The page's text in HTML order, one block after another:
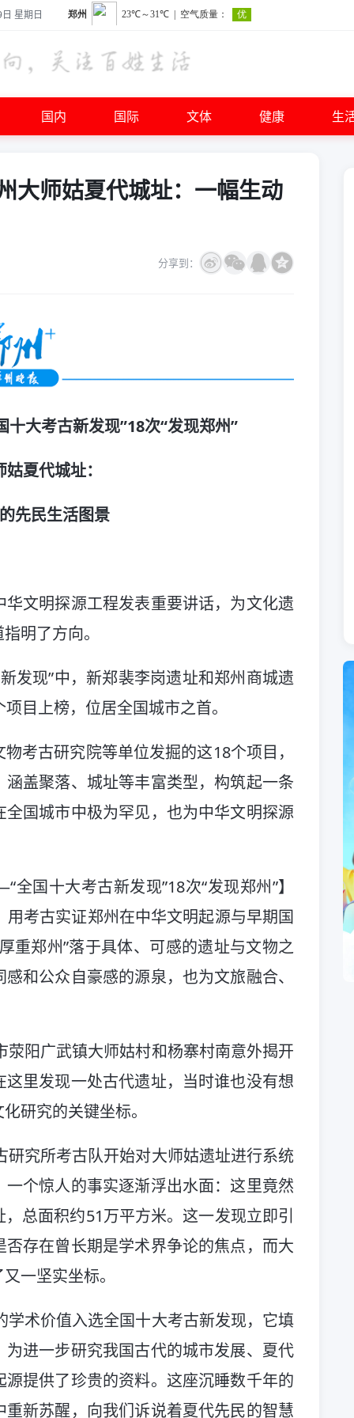
星期日
国内 国际 文体 健康 生
大师姑夏代城址：一幅生动
分享到：
大考古新发现”18次“发现郑州”
夏代城址：
先民生活图景
文明探源工程发表重要讲话，为文化遗
明了方向。
发现”中，新郑裴李岗遗址和郑州商城遗
目上榜，位居全国城市之首。
考古研究院等单位发掘的这18个项目，
盖聚落、城址等丰富类型，构筑起一条
国城市中极为罕见，也为中华文明探源
国十大考古新发现”18次“发现郑州”】
考古实证郑州在中华文明起源与早期国
重郑州”落于具体、可感的遗址与文物之
和公众自豪感的源泉，也为文旅融合、
阳广武镇大师姑村和杨寨村南意外揭开
里发现一处古代遗址，当时谁也没有想
研究的关键坐标。
究所考古队开始对大师姑遗址进行系统
个惊人的事实逐渐浮出水面：这里竟然
总面积约51万平方米。这一发现立即引
存在曾长期是学术界争论的焦点，而大
一坚实坐标。
术价值入选全国十大考古新发现，它填
进一步研究我国古代的城市发展、夏代
提供了珍贵的资料。这座沉睡数千年的
新苏醒，向我们诉说着夏代先民的智慧